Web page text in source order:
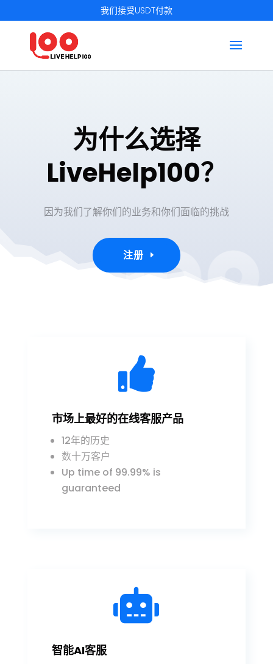
我们接受USDT付款
为什么选择
LiveHelp100？
因为我们了解你们的业务和你们面临的挑战
注册

市场上最好的在线客服产品
12年的历史
数十万客户
Up time of 99.99% is
guaranteed

智能AI客服